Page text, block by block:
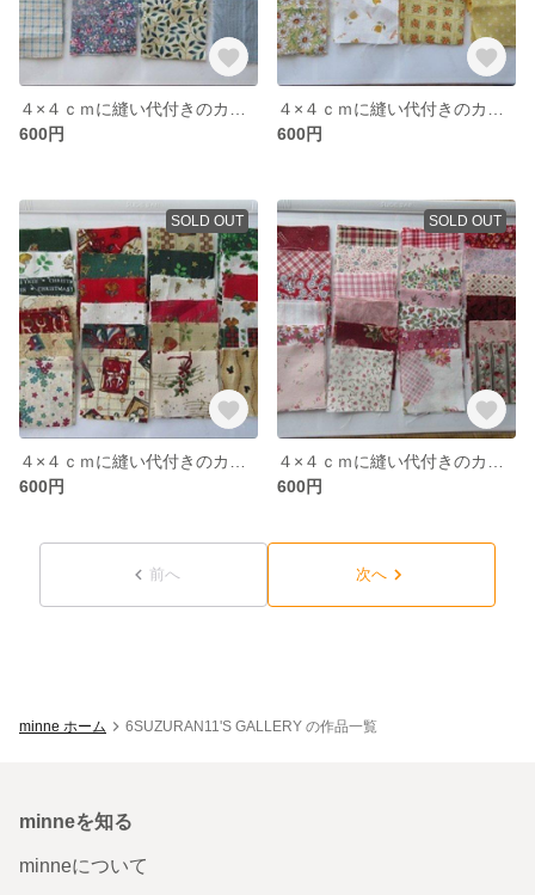
600円
600円
SOLD OUT
600円
SOLD OUT
600円
前へ 次へ
minne ホーム 6SUZURAN11'S GALLERY の作品一覧
minneを知る
minneについて